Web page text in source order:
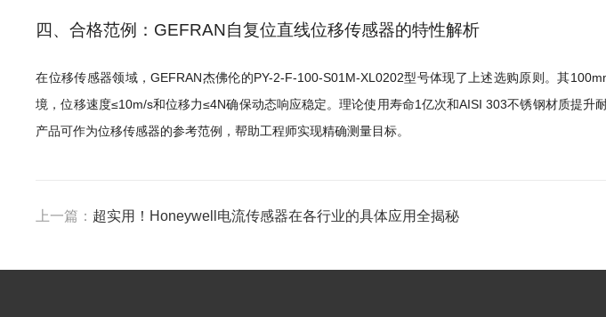
四、合格范例：GEFRAN自复位直线位移传感器的特性解析
在位移传感器领域，GEFRAN杰佛伦的PY-2-F-100-S01M-XL0202型号体现了上述选购原则。其
境，位移速度≤10m/s和位移力≤4N确保动态响应稳定。理论使用寿命1亿次和AISI 303不锈钢材质提
产品可作为位移传感器的参考范例，帮助工程师实现精确测量目标。
上一篇： 超实用！Honeywell电流传感器在各行业的具体应用全揭秘